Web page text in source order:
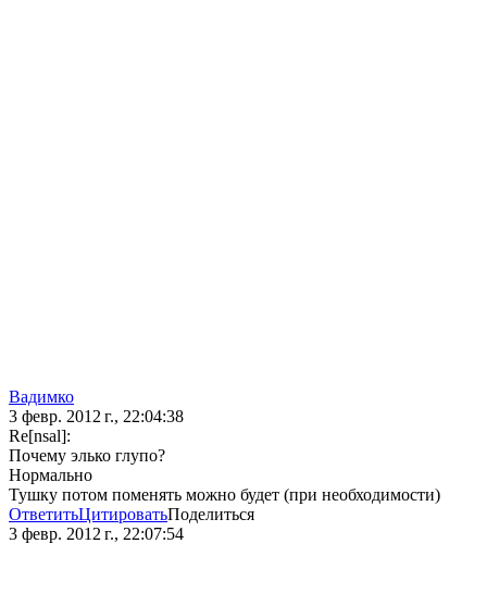
Вадимко
3 февр. 2012 г., 22:04:38
Re[nsal]:
Почему элько глупо?
Нормально
Тушку потом поменять можно будет (при необходимости)
ОтветитьЦитироватьПоделиться
3 февр. 2012 г., 22:07:54